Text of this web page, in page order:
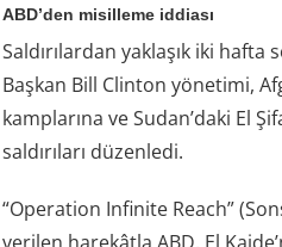
ABD’den misilleme iddiası
Saldırılardan yaklaşık iki hafta
Başkan Bill Clinton yönetimi,
kamplarına ve Sudan’daki El
saldırıları düzenledi.
“Operation Infinite Reach”
verilen harekâtla ABD, El